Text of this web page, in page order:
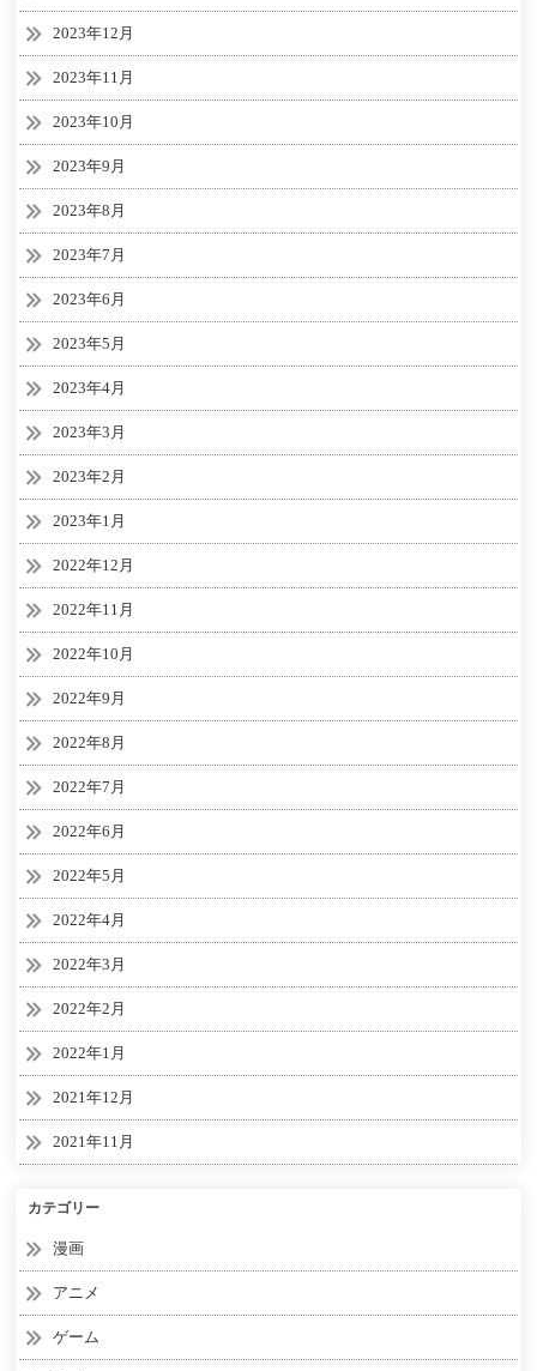
2023年12月
2023年11月
2023年10月
2023年9月
2023年8月
2023年7月
2023年6月
2023年5月
2023年4月
2023年3月
2023年2月
2023年1月
2022年12月
2022年11月
2022年10月
2022年9月
2022年8月
2022年7月
2022年6月
2022年5月
2022年4月
2022年3月
2022年2月
2022年1月
2021年12月
2021年11月
カテゴリー
漫画
アニメ
ゲーム